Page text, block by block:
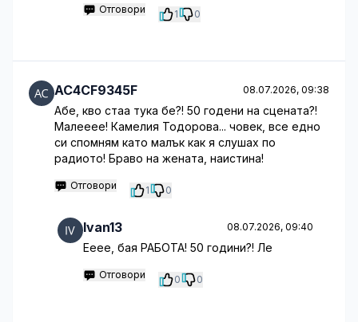
Отговори 1 0
AC4CF9345F 08.07.2026, 09:38
Абе, кво стаа тука бе?! 50 годени на сцената?!
Малееее! Камелия Тодорова... човек, все едно
си спомням като малък как я слушах по
радиото! Браво на жената, наистина!
Отговори 1 0
Ivan13 08.07.2026, 09:40
Ееее, бая РАБОТА! 50 години?! Ле
Отговори 0 0